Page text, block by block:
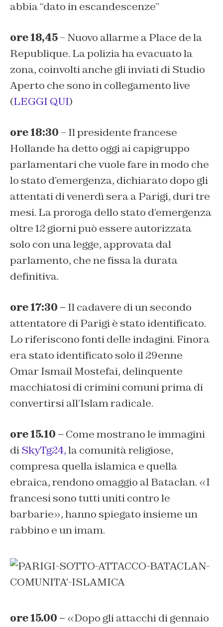
abbia “dato in escandescenze”
ore 18,45– Nuovo allarme a Place de la
Republique. La polizia ha evacuato la
zona, coinvolti anche gli inviati di Studio
Aperto che sono in collegamento live
(LEGGI QUI)
ore 18:30– Il presidente francese
Hollande ha detto oggi ai capigruppo
parlamentari che vuole fare in modo che
lo stato d’emergenza, dichiarato dopo gli
attentati di venerdì sera a Parigi, duri tre
mesi. La proroga dello stato d’emergenza
oltre 12 giorni può essere autorizzata
solo con una legge, approvata dal
parlamento, che ne fissa la durata
definitiva.
ore 17:30 – Il cadavere di un secondo
attentatore di Parigi è stato identificato.
Lo riferiscono fonti delle indagini. Finora
era stato identificato solo il 29enne
Omar Ismail Mostefai, delinquente
macchiatosi di crimini comuni prima di
convertirsi all’Islam radicale.
ore 15.10 – Come mostrano le immagini
diSkyTg24,la comunità religiose,
compresa quella islamica e quella
ebraica, rendono omaggio al Bataclan. «I
francesi sono tutti uniti contro le
barbarie», hanno spiegato insieme un
rabbino e un imam.
ore 15.00 – «Dopo gli attacchi di gennaio